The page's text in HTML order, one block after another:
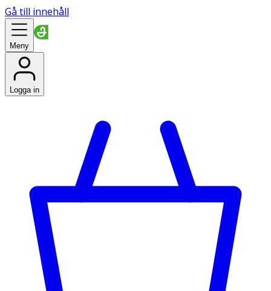
Gå till innehåll
Meny
Logga in